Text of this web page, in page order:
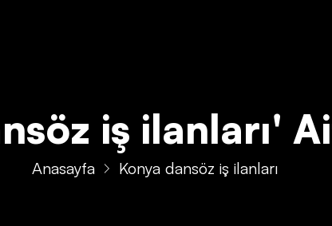
iş ilanları'
Anasayfa Konya dansöz iş ilanları